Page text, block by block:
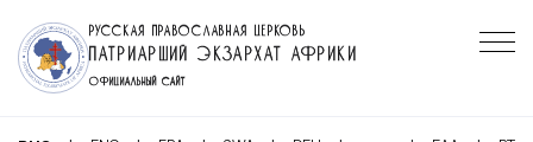
РУССКАЯ ПРАВОСЛАВНАЯ ЦЕРКОВЬ
ПАТРИАРШИЙ ЭКЗАРХАТ АФРИКИ
ОФИЦИАЛЬНЫЙ САЙТ